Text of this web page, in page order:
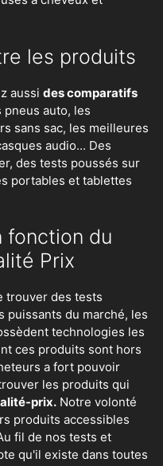
les produits
aussi des comparatifs
pneus auto, les
sans sac, les meilleures
audio... Des
des tests poussés sur
portables et tablettes
fonction du
Prix
trouver des tests
puissants du marché, les
technologies les
ces produits sont hors
a fort pouvoir
les produits qui
prix. Notre volonté
produits accessibles
fil de nos tests et
qu'il existe dans toutes